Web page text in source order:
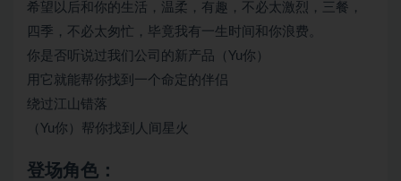
希望以后和你的生活，温柔，有趣，不必太激烈，三餐，
四季，不必太匆忙，毕竟我有一生时间和你浪费。
你是否听说过我们公司的新产品（Yu你）
用它就能帮你找到一个命定的伴侣
绕过江山错落
（Yu你）帮你找到人间星火
登场角色：